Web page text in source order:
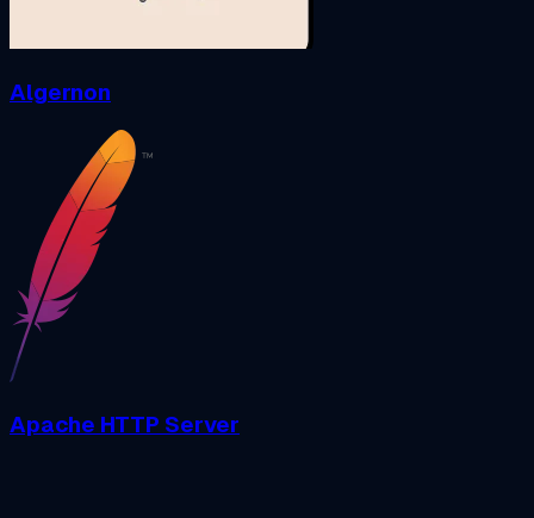
Algernon
Apache HTTP Server